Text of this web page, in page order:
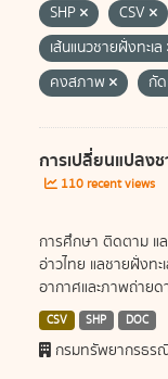
SHP
CSV
เส้นแนวชายฝั่งทะเล
คงสภาพ
กัด
การเปลี่ยนแปลงช
110 recent views
การศึกษา ติดตาม แล
อ่าวไทย แลชายฝั่งท
อากาศและภาพถ่ายด
CSV SHP DOC
กรมทรัพยากรธร